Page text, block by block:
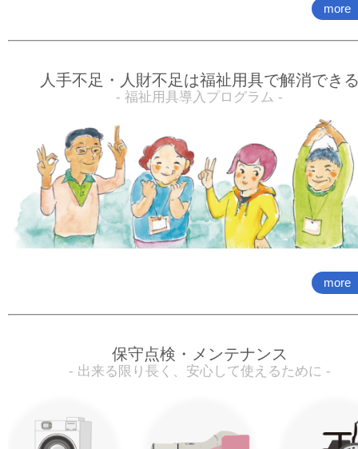
more
人手不足・人財不足は福祉用具で解消でき
- 福祉用具導入プログラム -
more
保守点検・メンテナンス
- 出来る限り長く、安心して使えるために -